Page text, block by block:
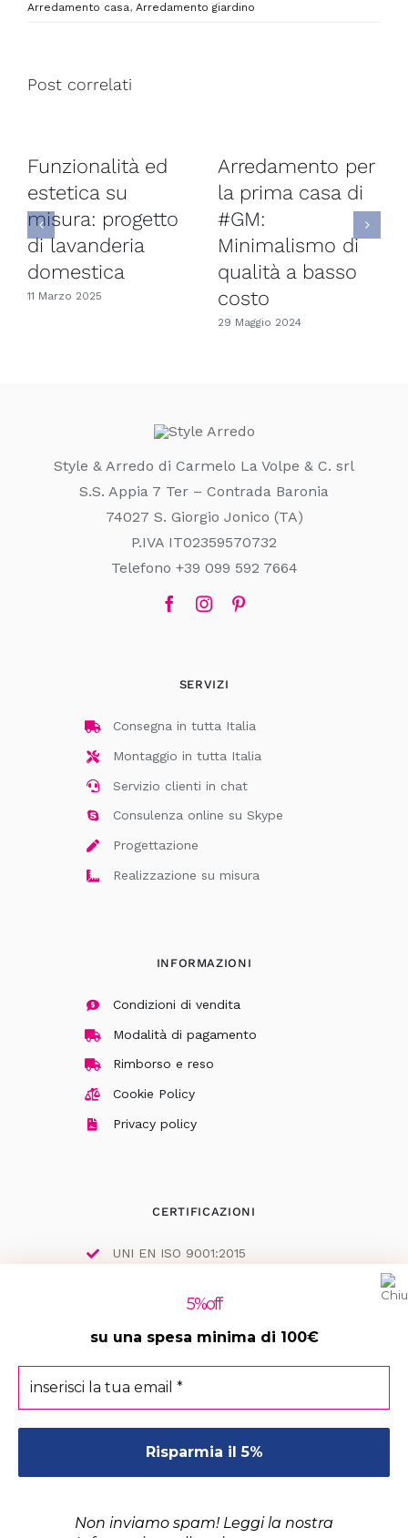
5%off
su una spesa minima di 100€
tua
email
Non inviamo spam! Leggi la nostra
Arredamento casa, Arredamento giardino
Post correlati
ed
su
progetto
lavanderia
2025
Arredamento per
la prima casa di
#GM:
Minimalismo di
qualità a basso
costo
29 Maggio 2024
Style & Arredo di Carmelo La Volpe & C. srl
S.S. Appia 7 Ter – Contrada Baronia
74027 S. Giorgio Jonico (TA)
P.IVA IT02359570732
Telefono +39 099 592 7664
SERVIZI
Consegna in tutta Italia
Montaggio in tutta Italia
Servizio clienti in chat
Consulenza online su Skype
Progettazione
Realizzazione su misura
INFORMAZIONI
Condizioni di vendita
Modalità di pagamento
Rimborso e reso
Cookie Policy
Privacy policy
CERTIFICAZIONI
UNI EN ISO 9001:2015
ISCRIZIONI
MePA
EmPULIA